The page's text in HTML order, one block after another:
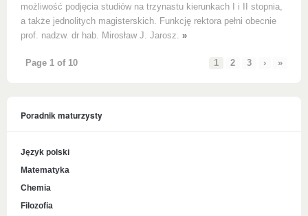
możliwość podjęcia studiów na trzynastu kierunkach I i II stopnia,
a także jednolitych magisterskich. Funkcję rektora pełni obecnie
prof. nadzw. dr hab. Mirosław J. Jarosz. »
Page 1 of 10 1 2 3 › »
Poradnik maturzysty
Język polski
Matematyka
Chemia
Filozofia